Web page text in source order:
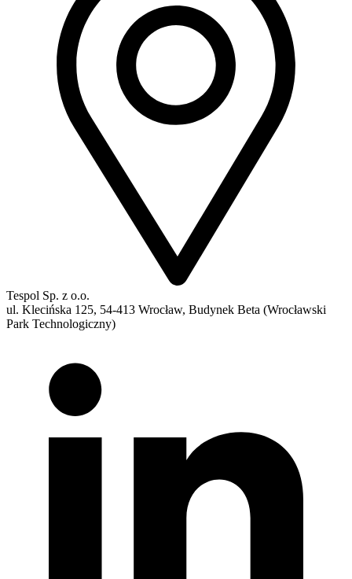
Tespol Sp. z o.o.
ul. Klecińska 125, 54-413 Wrocław, Budynek Beta (Wrocławski
Park Technologiczny)